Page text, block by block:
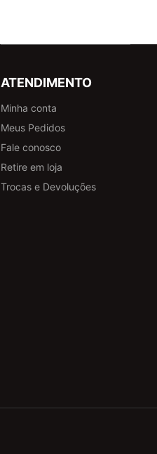
ATENDIMENTO
Minha conta
Meus Pedidos
Fale conosco
Retire em loja
Trocas e Devoluções